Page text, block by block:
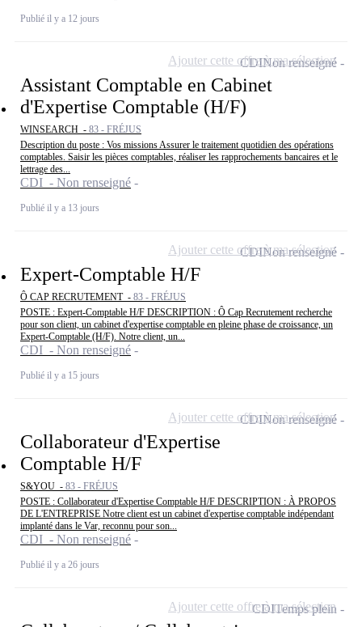
Publié il y a 12 jours
Assistant Comptable en Cabinet
d'Expertise Comptable (H/F)
WINSEARCH - 83 - FRÉJUS
Description du poste : Vos missions Assurer le traitement quotidien des opérations
comptables. Saisir les pièces comptables, réaliser les rapprochements bancaires et le
lettrage des...
CDI - Non renseigné
Publié il y a 13 jours
CDINon renseigné
Ajouter cette offre à ma sélection
Expert-Comptable H/F
Ô CAP RECRUTEMENT - 83 - FRÉJUS
POSTE : Expert-Comptable H/F DESCRIPTION : Ô Cap Recrutement recherche
pour son client, un cabinet d'expertise comptable en pleine phase de croissance, un
Expert-Comptable (H/F). Notre client, un...
CDI - Non renseigné
Publié il y a 15 jours
CDINon renseigné
Ajouter cette offre à ma sélection
Collaborateur d'Expertise
Comptable H/F
S&YOU - 83 - FRÉJUS
POSTE : Collaborateur d'Expertise Comptable H/F DESCRIPTION : À PROPOS
DE L'ENTREPRISE Notre client est un cabinet d'expertise comptable indépendant
implanté dans le Var, reconnu pour son...
CDI - Non renseigné
Publié il y a 26 jours
CDINon renseigné
Ajouter cette offre à ma sélection
CDITemps plein
Ajouter cette offre à ma sélection